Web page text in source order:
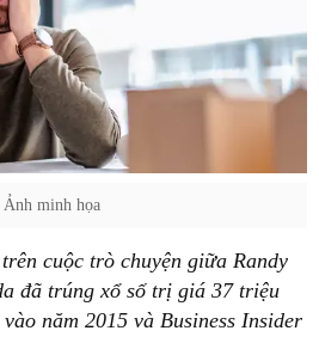
Ảnh minh họa
cuộc trò chuyện giữa Randy
đã trúng xổ số trị giá 37 triệu
năm 2015 và Business Insider